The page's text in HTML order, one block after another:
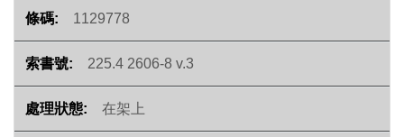
1129778
225.4 2606-8 v.3
在架上